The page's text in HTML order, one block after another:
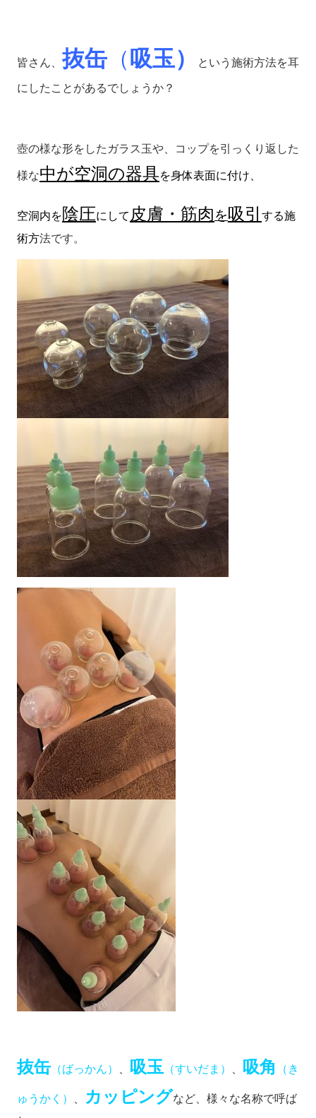
皆さん、抜缶（吸玉） という施術方法を耳
にしたことがあるでしょうか？
壺の様な形をしたガラス玉や、コップを引っくり返した
様な中が空洞の器具を身体表面に付け、
空洞内を陰圧にして 皮膚・筋肉を吸引
する施
術方法です。
抜缶（ばっかん） 吸玉（すいだま） 吸角 （き
ゅうかく） カッピングなど、様々な名称で呼ば